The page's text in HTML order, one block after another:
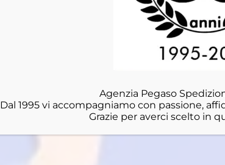
RICHIEDI QUOTAZIONE
Agenzia Pegaso
Dal 1995 vi accompagniamo con passione,
Grazie per averci scelto in